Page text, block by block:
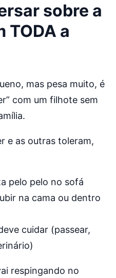
sobre a
TODA a
mas pesa muito, é
com um filhote sem
e as outras toleram,
pelo pelo no sofá
na cama ou dentro
cuidar (passear,
respingando no